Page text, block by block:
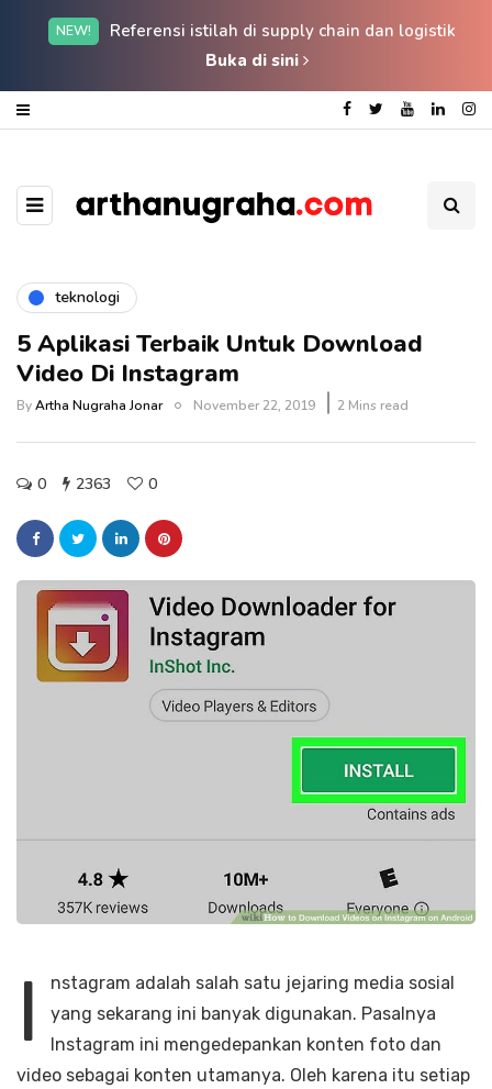
NEW!
Referensi istilah di supply chain dan logistik
Buka di sini
teknologi
5 Aplikasi Terbaik Untuk Download
Video Di Instagram
ByArtha Nugraha Jonar November 22, 2019 2 Mins read
0 2363 0
I
nstagram adalah salah satu jejaring media sosial
yang sekarang ini banyak digunakan. Pasalnya
Instagram ini mengedepankan konten foto dan
video sebagai konten utamanya. Oleh karena itu setiap